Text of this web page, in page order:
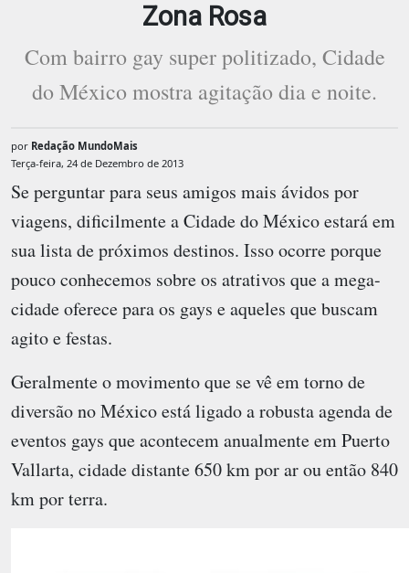
Zona Rosa
Com bairro gay super politizado, Cidade
do México mostra agitação dia e noite.
por Redação MundoMais
Terça-feira, 24 de Dezembro de 2013
Se perguntar para seus amigos mais ávidos por
viagens, dificilmente a Cidade do México estará em
sua lista de próximos destinos. Isso ocorre porque
pouco conhecemos sobre os atrativos que a mega-
cidade oferece para os gays e aqueles que buscam
agito e festas.
Geralmente o movimento que se vê em torno de
diversão no México está ligado a robusta agenda de
eventos gays que acontecem anualmente em Puerto
Vallarta, cidade distante 650 km por ar ou então 840
km por terra.